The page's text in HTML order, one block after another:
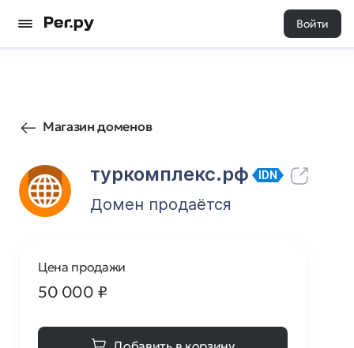
Войти
Магазин доменов
туркомплекс.рф IDN
27 0
Домен продаётся
Цена продажи
50 000 ₽